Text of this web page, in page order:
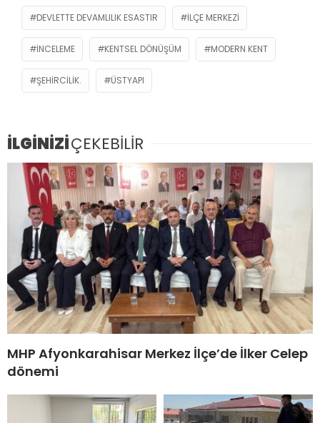
DEVLETTE DEVAMLILIK ESASTIR İLÇE MERKEZI
INCELEME KENTSEL DÖNÜŞÜM MODERN KENT
ŞEHIRCILIK. ÜSTYAPI
İLGİNİZİÇEKEBİLİR
MHP Afyonkarahisar Merkez İlçe’de İlker Celep
dönemi